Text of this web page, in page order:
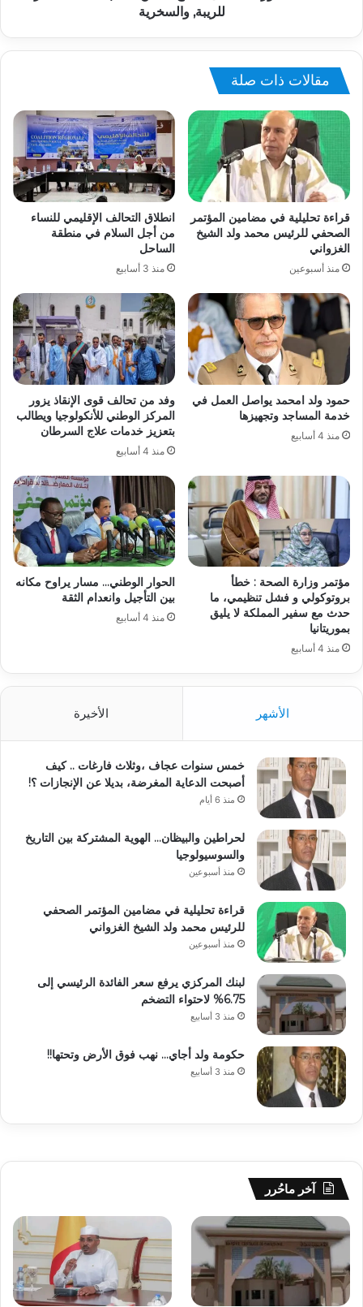
للريبة, والسخرية
مقالات ذات صلة
قراءة تحليلية في مضامين المؤتمر
الصحفي للرئيس محمد ولد الشيخ
الغزواني
منذ أسبوعين
انطلاق التحالف الإقليمي للنساء
من أجل السلام في منطقة
الساحل
منذ 3 أسابيع
حمود ولد امحمد يواصل العمل في
خدمة المساجد وتجهيزها
منذ 4 أسابيع
وفد من تحالف قوى الإنقاذ يزور
المركز الوطني للأنكولوجيا ويطالب
بتعزيز خدمات علاج السرطان
منذ 4 أسابيع
مؤتمر وزارة الصحة : خطأ
بروتوكولي و فشل تنظيمي، ما
حدث مع سفير المملكة لا يليق
بموريتانيا
منذ 4 أسابيع
الحوار الوطني… مسار يراوح مكانه
بين التأجيل وانعدام الثقة
منذ 4 أسابيع
الأشهر الأخيرة
خمس سنوات عجاف ،وثلاث فارغات .. كيف
أصبحت الدعاية المغرضة، بديلا عن الإنجازات ؟!
منذ 6 أيام
لحراطين والبيظان… الهوية المشتركة بين التاريخ
والسوسيولوجيا
منذ أسبوعين
قراءة تحليلية في مضامين المؤتمر الصحفي
للرئيس محمد ولد الشيخ الغزواني
منذ أسبوعين
لبنك المركزي يرفع سعر الفائدة الرئيسي إلى
6.75% لاحتواء التضخم
منذ 3 أسابيع
حكومة ولد أجاي… نهب فوق الأرض وتحتها!!
منذ 3 أسابيع
آخر ماحُرر